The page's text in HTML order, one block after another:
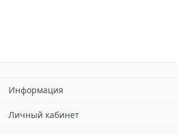
Информация
Личный кабинет